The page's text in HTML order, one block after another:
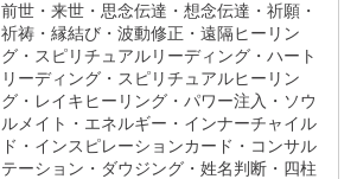
前世・来世・思念伝達・想念伝達・祈願・
祈祷・縁結び・波動修正・遠隔ヒーリン
グ・スピリチュアルリーディング・ハート
リーディング・スピリチュアルヒーリン
グ・レイキヒーリング・パワー注入・ソウ
ルメイト・エネルギー・インナーチャイル
ド・インスピレーションカード・コンサル
テーション・ダウジング・姓名判断・四柱